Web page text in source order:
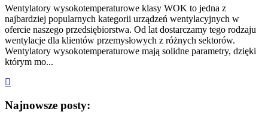
Wentylatory wysokotemperaturowe klasy WOK to jedna z
najbardziej popularnych kategorii urządzeń wentylacyjnych w
ofercie naszego przedsiębiorstwa. Od lat dostarczamy tego rodzaju
wentylacje dla klientów przemysłowych z różnych sektorów.
Wentylatory wysokotemperaturowe mają solidne parametry, dzięki
którym mo...
Najnowsze posty: